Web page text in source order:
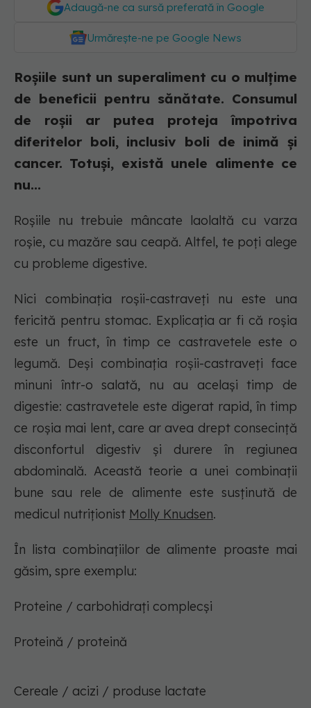
Adaugă-ne ca sursă preferată în Google
Urmărește-ne pe Google News
Roșiile sunt un superaliment cu o mulțime
de beneficii pentru sănătate. Consumul
de roșii ar putea proteja împotriva
diferitelor boli, inclusiv boli de inimă și
cancer. Totuși, există unele alimente ce
nu...
Roșiile nu trebuie mâncate laolaltă cu varza
roșie, cu mazăre sau ceapă. Altfel, te poți alege
cu probleme digestive.
Nici combinația roșii-castraveți nu este una
fericită pentru stomac. Explicația ar fi că roșia
este un fruct, în timp ce castravetele este o
legumă. Deși combinația roșii-castraveți face
minuni într-o salată, nu au același timp de
digestie: castravetele este digerat rapid, în timp
ce roșia mai lent, care ar avea drept consecință
disconfortul digestiv și durere în regiunea
abdominală. Această teorie a unei combinații
bune sau rele de alimente este susținută de
medicul nutriționist Molly Knudsen.
În lista combinațiilor de alimente proaste mai
găsim, spre exemplu:
Proteine ​​/ carbohidrați complecși
Proteină / proteină
Cereale / acizi / produse lactate